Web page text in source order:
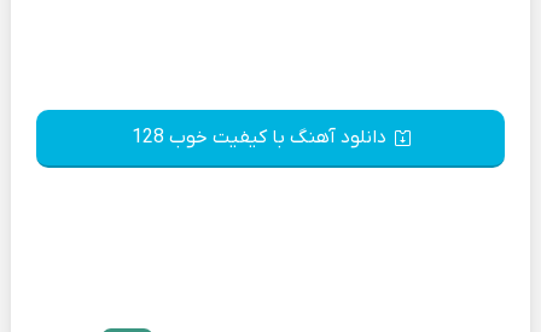
دانلود آهنگ با کیفیت خوب 128